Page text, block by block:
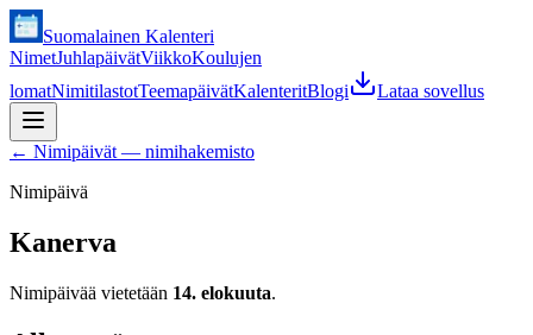
Suomalainen Kalenteri
NimetJuhlapäivätViikkoKoulujen
lomatNimitilastotTeemapäivätKalenteritBlogi Lataa sovellus
← Nimipäivät — nimihakemisto
Nimipäivä
Kanerva
Nimipäivää vietetään 14. elokuuta.